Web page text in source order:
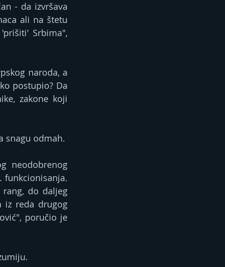
- da izvršava
ali na štetu
Srbima",
naroda, a
postupio? Da
zakone koji
snagu odmah.
neodobrenog
funkcionisanja.
do daljeg
iz reda drugog
poručio je